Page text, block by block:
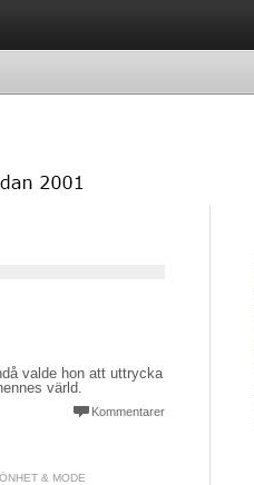
valde hon att uttrycka
värld.
Kommentarer
& MODE